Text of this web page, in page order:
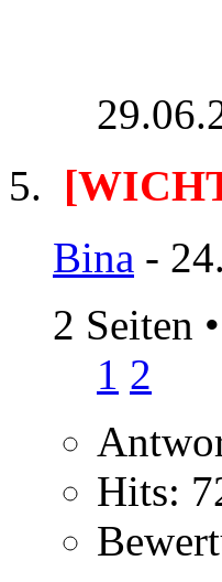
Bina -
2 Seiten •
1 2
Hits: